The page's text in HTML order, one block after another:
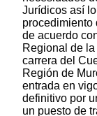
Jurídicos así
procedimiento
de acuerdo
Regional de
carrera del
Región de
entrada en
definitivo por
un puesto de